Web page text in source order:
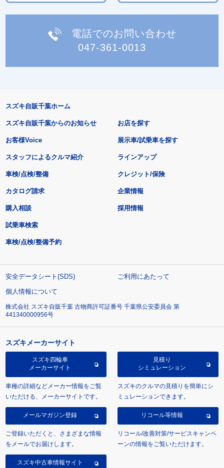
電話でのお問い合わせ
047-361-0013
スズキ自販千葉ホーム
スズキ自販千葉からのお知らせ
お客様Voice
スタッフによるクルマ紹介
お店を探す
展示車/試乗車を探す
ラインアップ
車検/点検/整備 クレジット/保険
カタログ請求
購入相談
試乗車検索
車検/点検/整備予約
企業情報
採用情報
安全データシート(SDS)
ご利用にあたって
個人情報について
株式会社 スズキ自販千葉 古物商許可証番号 千葉県公安委員会 第
441340000956号
スズキメーカーサイト
スズキ四輪車
メーカーサイト
車種の詳細などメーカー情報をご覧
いただける、メーカーサイトです。
見積り
シミュレーション
スズキのクルマの見積りを簡単にシ
ミュレーションできます。
メールマガジン登録
ご登録いただくと、さまざまな情報
をメールでお届けします。
リコール等情報
リコール/改善対策/サービスキャンペ
ーンの情報をご覧いただけます。
スズキ中古車情報サイト